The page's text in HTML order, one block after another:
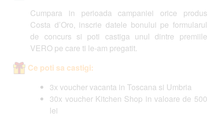
Cumpara in perioada campaniei orice produs
Costa d’Oro, inscrie datele bonului pe formularul
de concurs si poti castiga unul dintre premiile
VERO pe care ti le-am pregatit.
Ce poti sa castigi:
3x voucher vacanta in Toscana si Umbria
30x voucher Kitchen Shop in valoare de 500